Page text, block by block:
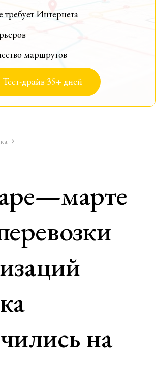
требует Интернета
маршрутов
Тест-драйв 35+ дней
на